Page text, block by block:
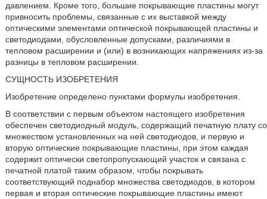
давлением. Кроме того, большие покрывающие пластины могут
привносить проблемы, связанные с их выставкой между
оптическими элементами оптической покрывающей пластины и
светодиодами, обусловленные допусками, различиями в
тепловом расширении и (или) в возникающих напряжениях из-за
разницы в тепловом расширении.
СУЩНОСТЬ ИЗОБРЕТЕНИЯ
Изобретение определено пунктами формулы изобретения.
В соответствии с первым объектом настоящего изобретения
обеспечен светодиодный модуль, содержащий печатную плату со
множеством установленных на ней светодиодов, и первую и
вторую оптические покрывающие пластины, при этом каждая
содержит оптически светопропускающий участок и связана с
печатной платой таким образом, чтобы покрывать
соответствующий поднабор множества светодиодов, в котором
первая и вторая оптические покрывающие пластины имеют